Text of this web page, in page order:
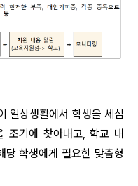
일상생활에서 학생을 세심
조기에 찾아내고, 학교 내
당 학생에게 필요한 맞춤형